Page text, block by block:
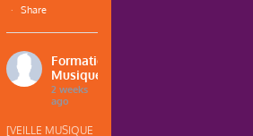
·
Share
Formations
Musique
2 weeks
ago
[VEILLE MUSIQUE